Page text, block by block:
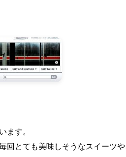
ます。
回とても美味しそうなスイーツ